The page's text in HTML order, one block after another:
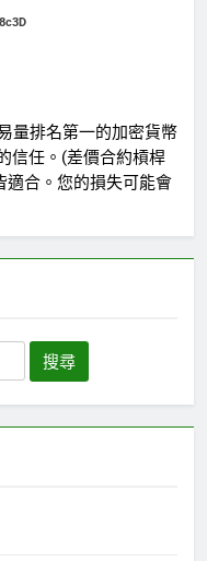
量排名第一的加密貨幣
信任。(差價合約槓桿
適合。您的損失可能會